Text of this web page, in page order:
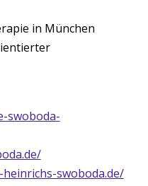
in München
swoboda-
swoboda.de/